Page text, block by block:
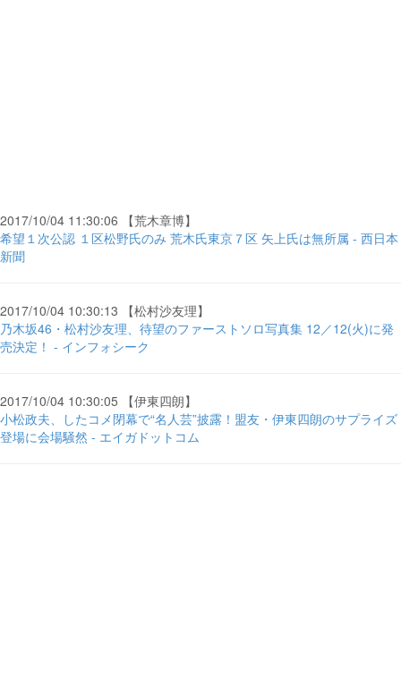
2017/10/04 11:30:06 【荒木章博】
希望１次公認 １区松野氏のみ 荒木氏東京７区 矢上氏は無所属 - 西日本
新聞
2017/10/04 10:30:13 【松村沙友理】
乃木坂46・松村沙友理、待望のファーストソロ写真集 12／12(火)に発
売決定！ - インフォシーク
2017/10/04 10:30:05 【伊東四朗】
小松政夫、したコメ閉幕で“名人芸”披露！盟友・伊東四朗のサプライズ
登場に会場騒然 - エイガドットコム